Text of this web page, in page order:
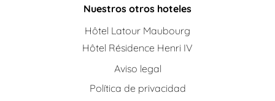
Nuestros otros hoteles
Hôtel Latour Maubourg
Hôtel Résidence Henri IV
Aviso legal
Política de privacidad